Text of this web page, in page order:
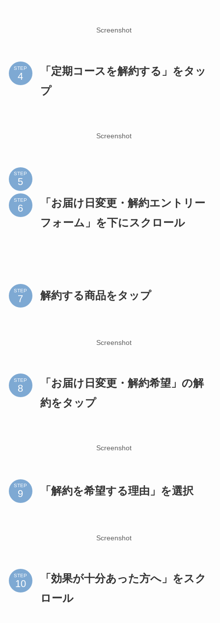
Screenshot
STEP
「定期コースを解約する」をタッ
プ
Screenshot
STEP
STEP
「お届け日変更・解約エントリー
フォーム」を下にスクロール
STEP 解約する商品をタップ
Screenshot
STEP
「お届け日変更・解約希望」の解
約をタップ
Screenshot
STEP 「解約を希望する理由」を選択
Screenshot
STEP
「効果が十分あった方へ」をスク
ロール